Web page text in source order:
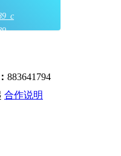
883641794
合作说明